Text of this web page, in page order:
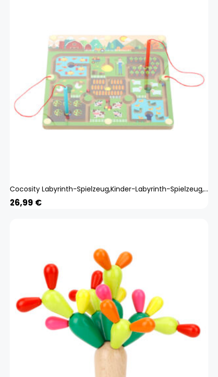
Cocosity Labyrinth-Spielzeug,Kinder-Labyrinth-Spielzeug,Lernspielzeug,Kinder-Gehirntraining-Spielzeug,Magnetisches Brettspiel
26,99 €